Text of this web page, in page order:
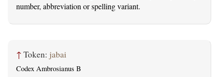
number, abbreviation or spelling variant.
↑ Token: jabai
Codex Ambrosianus B